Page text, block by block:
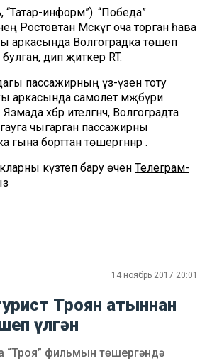
“Татар-информ”). “Победа”
Ростовтан Мәскәүгә оча торган һава
аркасында Волгоградка төшеп
дип җиткерә RT.
пассажирның үз-үзен тоту
аркасында самолет мәҗбүри
хәбәр ителгәнчә, Волгоградта
чыгарган пассажирны
гына борттан төшергәннәр .
күзәтеп бару өчен Телеграм-
14 ноябрь 2017 20:01
Троян атыннан
үлгән
“Троя” фильмын төшергәндә